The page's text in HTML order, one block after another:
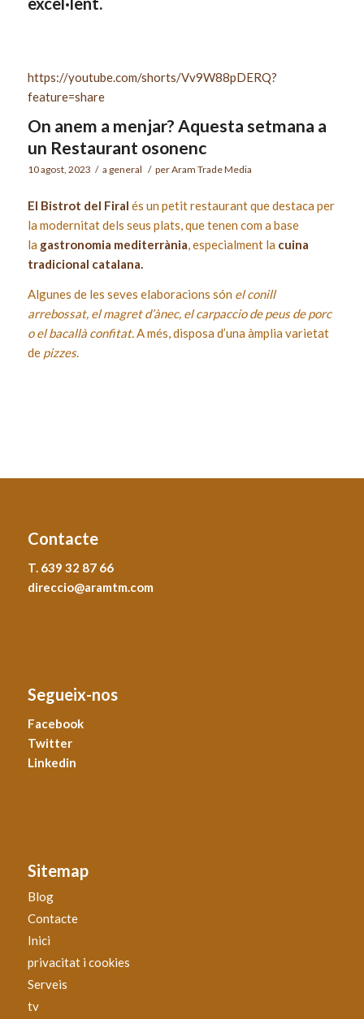
https://youtube.com/shorts/Vv9W88pDERQ?
feature=share
On anem a menjar? Aquesta setmana a
un Restaurant osonenc
10 agost, 2023 / a general / perAram Trade Media
El Bistrot del Firal és un petit restaurant que destaca per
la modernitat dels seus plats, que tenen com a base
la gastronomia mediterrània, especialment la cuina
tradicional catalana.
Algunes de les seves elaboracions són el conill
arrebossat, el magret d’ànec, el carpaccio de peus de porc
o el bacallà confitat.A més, disposa d’una àmplia varietat
de pizzes.
Contacte
T. 639 32 87 66
direccio@aramtm.com
Segueix-nos
Facebook
Twitter
Linkedin
Sitemap
Blog
Contacte
Inici
privacitat i cookies
Serveis
tv